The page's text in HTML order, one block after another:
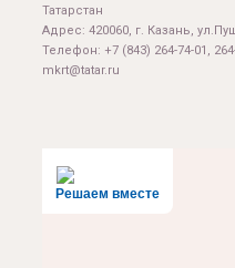
Татарстан
Адрес: 420060, г. Казань,
Телефон: +7 (843) 264-74-01,
mkrt@tatar.ru
Решаем вместе